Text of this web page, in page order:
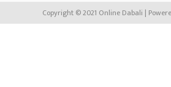
Copyright © 2021 Online Dabali |